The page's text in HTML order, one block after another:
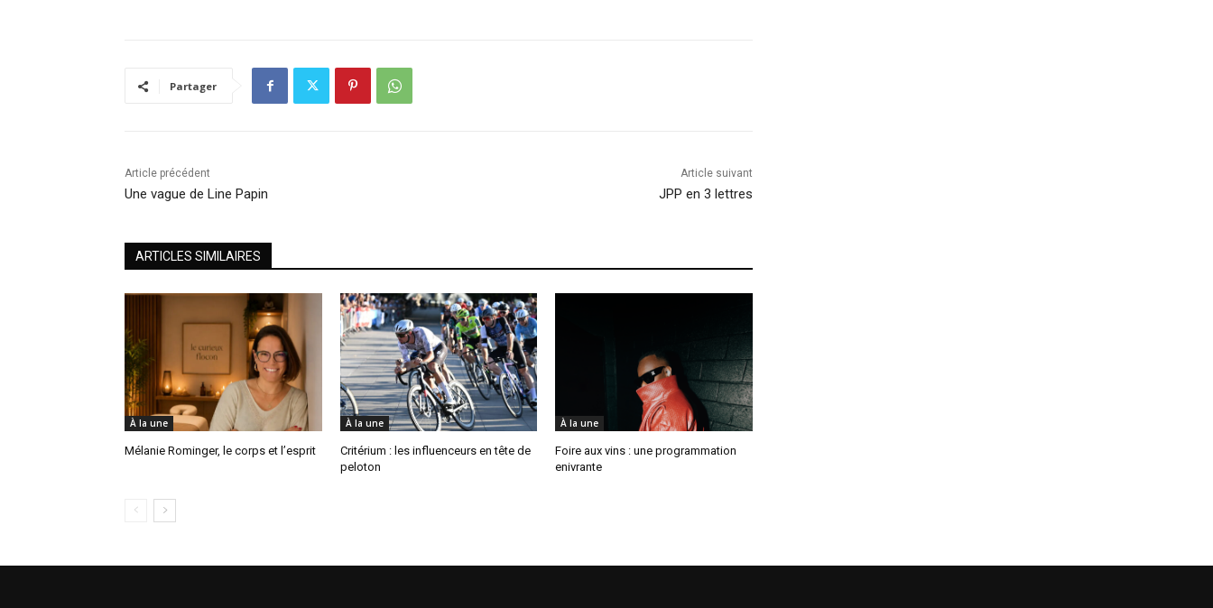
Partager
Article précédent
Une vague de Line Papin
Article suivant
JPP en 3 lettres
ARTICLES SIMILAIRES
À la une
Mélanie Rominger, le corps et l’esprit
À la une
Critérium : les influenceurs en tête de
peloton
À la une
Foire aux vins : une programmation
enivrante